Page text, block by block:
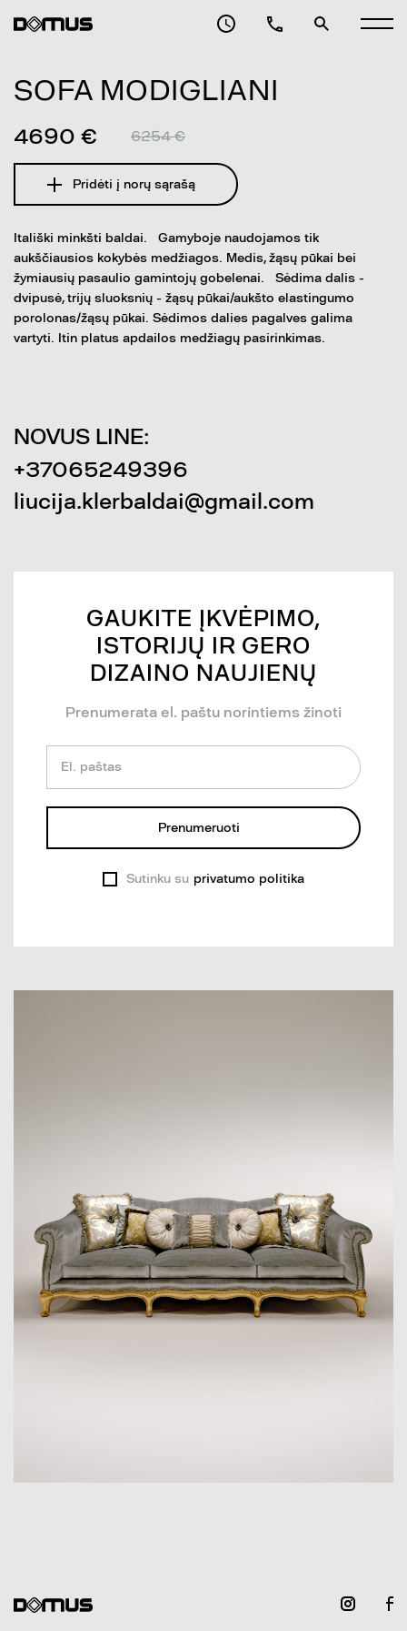
SOFA MODIGLIANI
4690 € 6254 €
Pridėti į norų sąrašą
Itališki minkšti baldai. Gamyboje naudojamos tik
aukščiausios kokybės medžiagos. Medis, žąsų pūkai bei
žymiausių pasaulio gamintojų gobelenai. Sėdima dalis -
dvipusė, trijų sluoksnių - žąsų pūkai/aukšto elastingumo
porolonas/žąsų pūkai. Sėdimos dalies pagalves galima
vartyti. Itin platus apdailos medžiagų pasirinkimas.
NOVUS LINE:
+37065249396
liucija.klerbaldai@gmail.com
GAUKITE ĮKVĖPIMO,
ISTORIJŲ IR GERO
DIZAINO NAUJIENŲ
Prenumerata el. paštu norintiems žinoti
El. paštas
Prenumeruoti
Sutinku su privatumo politika